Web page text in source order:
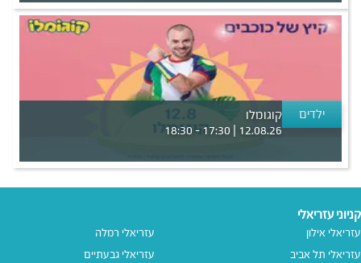
ילדים
קוגומלו
12.08.26 | 17:30 - 18:30
קניוני עזריאלי
עזריאלי אילון
עזריאלי תל אביב
עזריאלי רמלה
עזריאלי גבעתיים